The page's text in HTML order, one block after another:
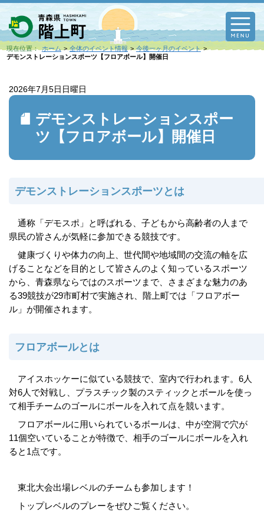
現在位置： ホーム 全体のイベント情報
今後一ヶ月のイベント
デモンストレーションスポーツ【フロアボール】開催日
2026年7月5日 日曜日
デモンストレーションスポー
ツ【フロアボール】開催日
デモンストレーションスポーツとは
通称「デモスポ」と呼ばれる、子どもから高齢者の人まで
県民の皆さんが気軽に参加できる競技です。
健康づくりや体力の向上、世代間や地域間の交流の軸を広
げることなどを目的として皆さんのよく知っているスポーツ
から、青森県ならではのスポーツまで、さまざまな魅力のあ
る39競技が29市町村で実施され、階上町では「フロアボー
ル」が開催されます。
フロアボールとは
アイスホッケーに似ている競技で、室内で行われます。6人
対6人で対戦し、プラスチック製のスティックとボールを使っ
て相手チームのゴールにボールを入れて点を競います。
フロアボールに用いられているボールは、中が空洞で穴が
11個空いていることが特徴で、相手のゴールにボールを入れ
ると1点です。
東北大会出場レベルのチームも参加します！
トップレベルのプレーをぜひご覧ください。